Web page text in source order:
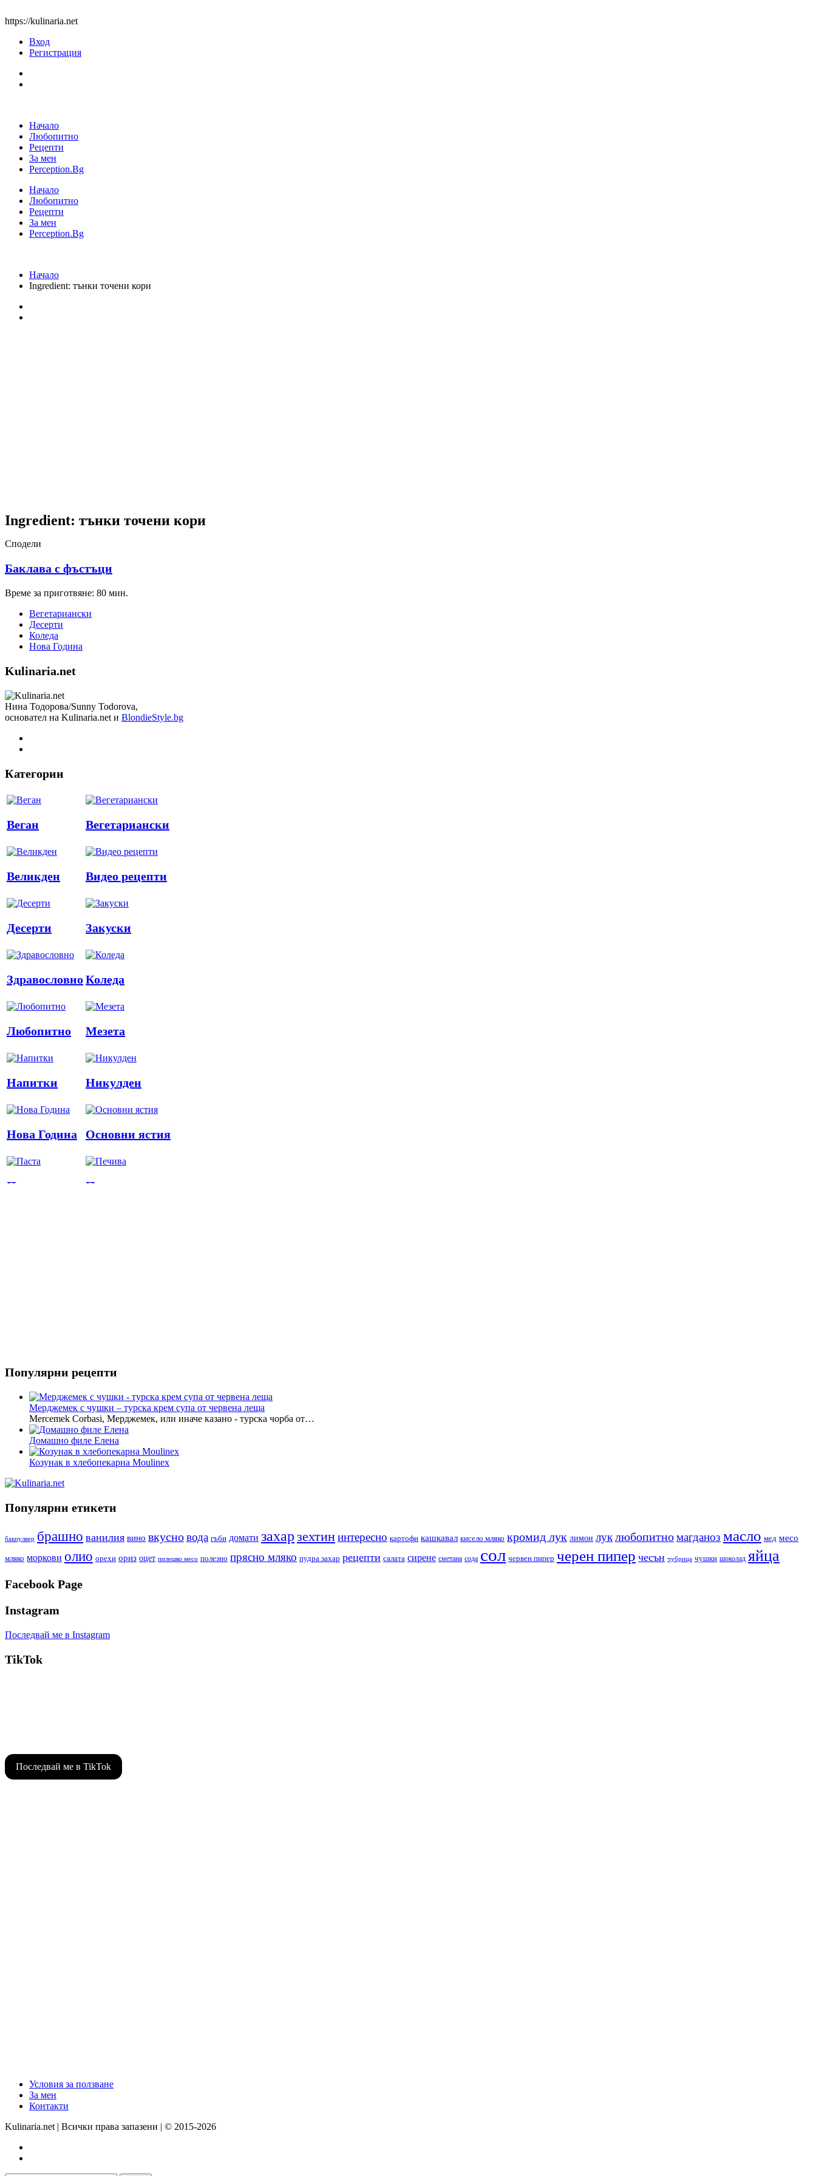
https://kulinaria.net
Вход
Регистрация
Начало
Любопитно
Рецепти
За мен
Perception.Bg
Начало
Любопитно
Рецепти
За мен
Perception.Bg
Начало
Ingredient: тънки точени кори
Ingredient: тънки точени кори
Сподели
Баклава с фъстъци
Време за приготвяне: 80 мин.
Вегетариански
Десерти
Коледа
Нова Година
Kulinaria.net
Нина Тодорова/Sunny Todorova,
основател на Kulinaria.net и BlondieStyle.bg
Категории
Веган Вегетариански
Великден Видео рецепти
Десерти Закуски
ЗдравословноКоледа
Любопитно Мезета
Напитки Никулден
Нова Година Основни ястия
Паста Печива
Популярни рецепти
Мерджемек с чушки – турска крем супа от червена леща
Mercemek Corbasi, Мерджемек, или иначе казано - турска чорба от…
Домашно филе Елена
Козунак в хлебопекарна Moulinex
Популярни етикети
бакпулвер брашно ванилия вино вкусновода гъби домати захар зехтининтересно картофи кашкавал кисело мляко кромид лук лимон луклюбопитномагданоз масло мед месо
мляко моркови олио орехи ориз оцет пилешко месо полезно прясно мляко пудра захар рецепти салата сирене сметана сода сол червен пипер черен пипер чесън чубрица чушки шоколад яйца
Facebook Page
Instagram
Последвай ме в Instagram
TikTok
Последвай ме в TikTok
Условия за ползване
За мен
Контакти
Kulinaria.net | Всички права запазени | © 2015-2026